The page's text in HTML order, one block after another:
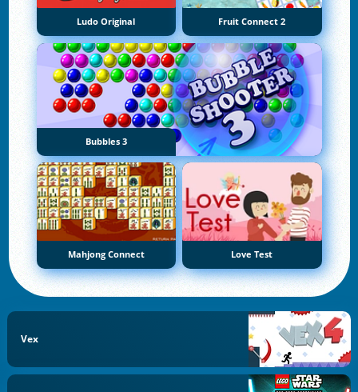
Ludo Original Fruit Connect 2
Bubbles 3
Mahjong Connect Love Test
Vex